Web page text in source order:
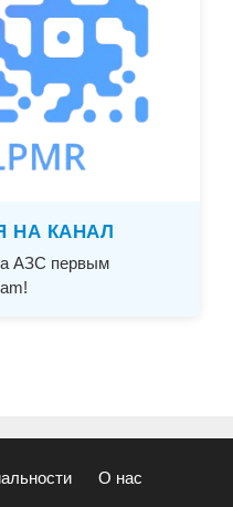
НА КАНАЛ
АЗС первым
О нас